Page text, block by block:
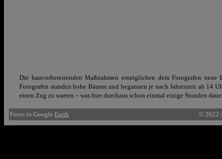
Die bauvorbereitenden Maßnahmen ermöglichen dem Fotografen
Fotografen standen hohe Bäume und begannen je nach Jahreszeit ab 14
einen Zug zu warten – was hier durchaus schon einmal einige Stunden
Fotos in Google Earth © 2022